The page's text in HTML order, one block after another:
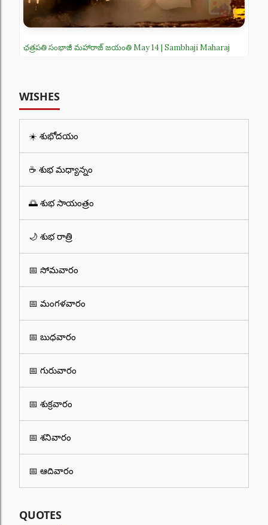
ఛత్రపతి సంభాజీ మహారాజ్ జయంతి May 14 | Sambhaji Maharaj
WISHES
☀️ శుభోదయం
☕ శుభ మధ్యాన్నం
🌅 శుభ సాయంత్రం
🌙 శుభ రాత్రి
📅 సోమవారం
📅 మంగళవారం
📅 బుధవారం
📅 గురువారం
📅 శుక్రవారం
📅 శనివారం
📅 ఆదివారం
QUOTES